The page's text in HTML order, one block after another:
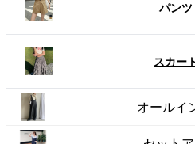
パンツ
スカー
オールイ